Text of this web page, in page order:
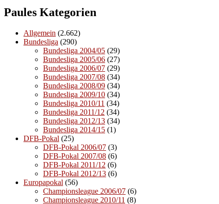
Paules Kategorien
Allgemein (2.662)
Bundesliga (290)
Bundesliga 2004/05 (29)
Bundesliga 2005/06 (27)
Bundesliga 2006/07 (29)
Bundesliga 2007/08 (34)
Bundesliga 2008/09 (34)
Bundesliga 2009/10 (34)
Bundesliga 2010/11 (34)
Bundesliga 2011/12 (34)
Bundesliga 2012/13 (34)
Bundesliga 2014/15 (1)
DFB-Pokal (25)
DFB-Pokal 2006/07 (3)
DFB-Pokal 2007/08 (6)
DFB-Pokal 2011/12 (6)
DFB-Pokal 2012/13 (6)
Europapokal (56)
Championsleague 2006/07 (6)
Championsleague 2010/11 (8)